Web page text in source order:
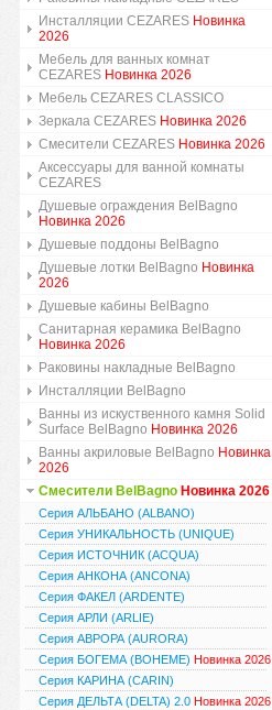
Инсталляции CEZARES Новинка
2026
Мебель для ванных комнат
CEZARES Новинка 2026
Мебель CEZARES CLASSICO
Зеркала CEZARES Новинка 2026
Смесители CEZARES Новинка 2026
Аксессуары для ванной комнаты
CEZARES
Душевые ограждения BelBagno
Новинка 2026
Душевые поддоны BelBagno
Душевые лотки BelBagno Новинка
2026
Душевые кабины BelBagno
Санитарная керамика BelBagno
Новинка 2026
Раковины накладные BelBagno
Инсталляции BelBagno
Ванны из искуственного камня Solid
Surface BelBagno Новинка 2026
Ванны акриловые BelBagno Новинка
2026
Смесители BelBagno Новинка 2026
Серия АЛЬБАНО (ALBANO)
Серия УНИКАЛЬНОСТЬ (UNIQUE)
Серия ИСТОЧНИК (ACQUA)
Серия АНКОНА (ANCONA)
Серия ФАКЕЛ (ARDENTE)
Серия АРЛИ (ARLIE)
Серия АВРОРА (AURORA)
Серия БОГЕМА (BOHEME) Новинка 2026
Серия КАРИНА (CARIN)
Серия ДЕЛЬТА (DELTA) 2.0 Новинка 2026